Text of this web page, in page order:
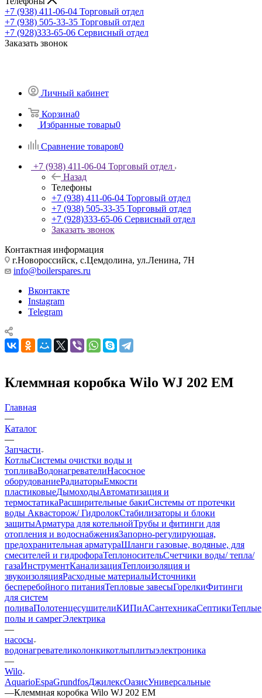
+7 (938) 411-06-04 Торговый отдел
+7 (938) 505-33-35 Торговый отдел
+7 (928)333-65-06 Сервисный отдел
Заказать звонок
Личный кабинет
Корзина0
Избранные товары0
Сравнение товаров0
+7 (938) 411-06-04 Торговый отдел
Назад
Телефоны
+7 (938) 411-06-04 Торговый отдел
+7 (938) 505-33-35 Торговый отдел
+7 (928)333-65-06 Сервисный отдел
Заказать звонок
Контактная информация
г.Новороссийск, с.Цемдолина, ул.Ленина, 7Н
info@boilerspares.ru
Вконтакте
Instagram
Telegram
Клеммная коробка Wilo WJ 202 EM
Главная
—
Каталог
—
Запчасти
КотлыСистемы очистки воды и
топливаВодонагревателиНасосное
оборудованиеРадиаторыЕмкости
пластиковыеДымоходыАвтоматизация и
термостатикаРасширительные бакиСистемы от протечки
воды Аквасторож/ ГидролокСтабилизаторы и блоки
защитыАрматура для котельнойТрубы и фитинги для
отопления и водоснабженияЗапорно-регулирующая,
предохранительная арматураШланги газовые, водяные, для
смесителей и гидрофораТеплоносительСчетчики воды/ тепла/
газаИнструментКанализацияТеплоизоляция и
звукоизоляцияРасходные материалыИсточники
бесперебойного питанияТепловые завесыГорелкиФитинги
для систем
поливаПолотенцесушителиКИПиАСантехникаСептикиТеплые
полы и самрегЭлектрика
—
насосы
водонагревателиколонкикотлыплитыэлектроника
—
Wilo
AquarioEspaGrundfosДжилексОазисУниверсальные
—Клеммная коробка Wilo WJ 202 EM